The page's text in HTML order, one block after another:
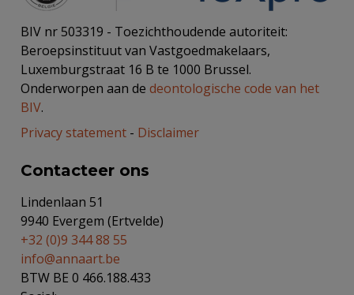
BIV nr 503319 - Toezichthoudende autoriteit:
Beroepsinstituut van Vastgoedmakelaars,
Luxemburgstraat 16 B te 1000 Brussel.
Onderworpen aan de deontologische code van het
BIV.
Privacy statement - Disclaimer
Contacteer ons
Lindenlaan 51
9940 Evergem (Ertvelde)
+32 (0)9 344 88 55
info@annaart.be
BTW BE 0 466.188.433